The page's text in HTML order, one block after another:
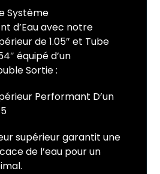
Système
d’Eau avec notre
de 1.05″ et Tube
équipé d’un
Sortie :
Performant D’un
supérieur garantit une
de l’eau pour un